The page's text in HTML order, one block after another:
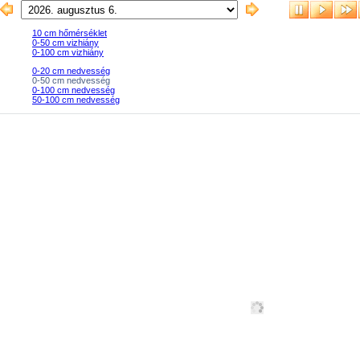
10 cm hőmérséklet
0-50 cm vizhiány
0-100 cm vizhiány
0-20 cm nedvesség
0-50 cm nedvesség
0-100 cm nedvesség
50-100 cm nedvesség